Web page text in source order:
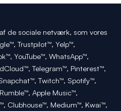
de sociale netværk, som vores
Trustpilot™, Yelp™,
YouTube™, WhatsApp™,
Telegram™, Pinterest™,
Twitch™, Spotify™,
Apple Music™,
Clubhouse™, Medium™, Kwai™,